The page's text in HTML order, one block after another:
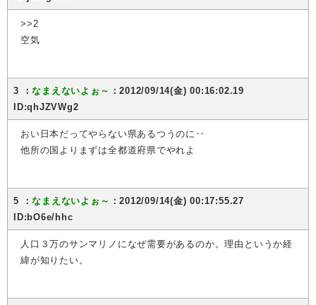
>>2
空気
3 ：なまえないよぉ～ ：2012/09/14(金) 00:16:02.19
ID:qhJZVWg2
おい日本だってやらない県あるつうのに‥
他所の国よりまずは全都道府県でやれよ
5 ：なまえないよぉ～ ：2012/09/14(金) 00:17:55.27
ID:bO6e/hhc
人口３万のサンマリノになぜ需要があるのか。理由というか経
緯が知りたい。